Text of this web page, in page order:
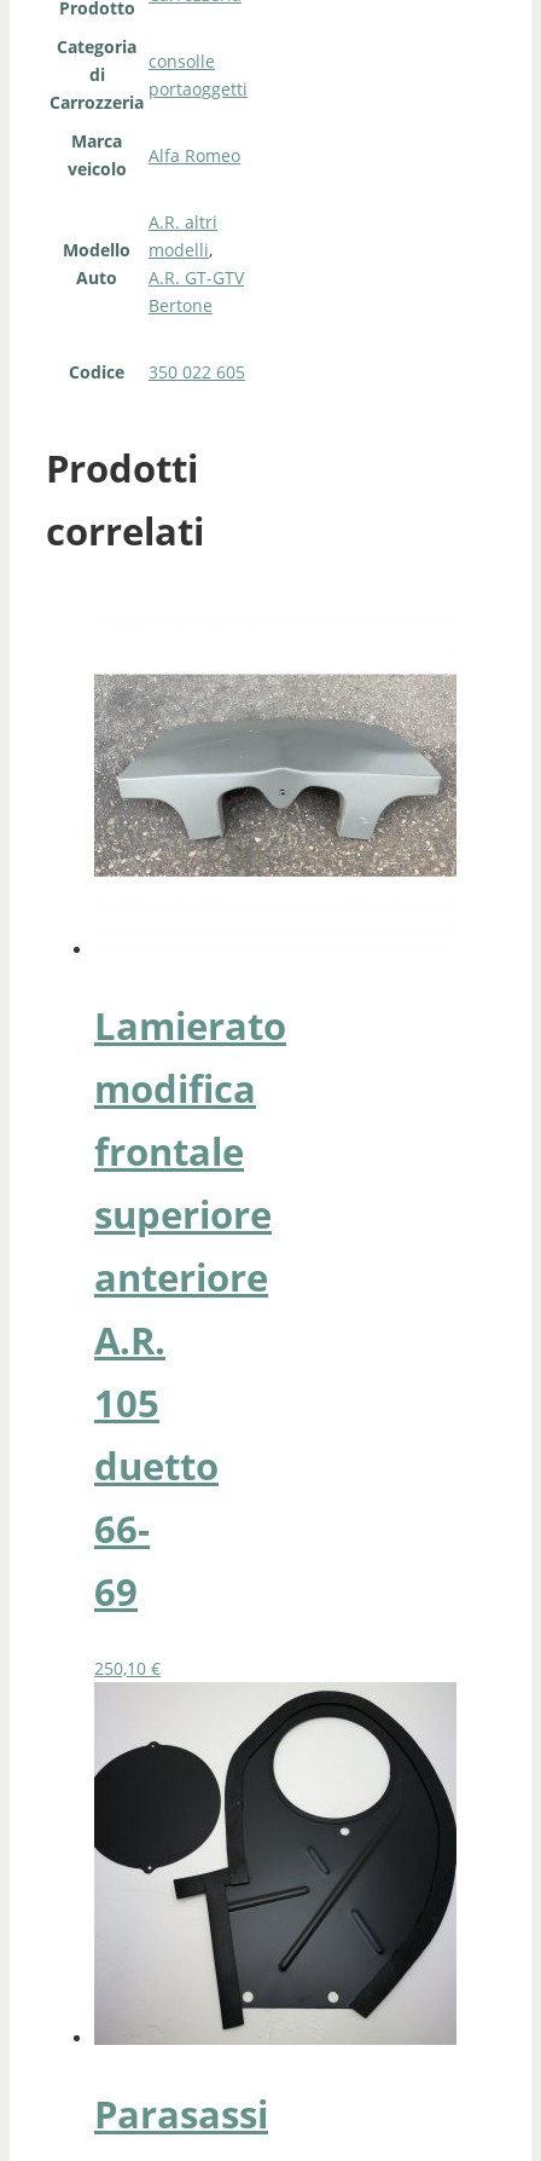
Prodotto
Categoria
di
Carrozzeria
consolle
portaoggetti
Marca
veicolo
Alfa Romeo
Modello
Auto
A.R. altri
modelli,
A.R. GT-GTV
Bertone
Codice 350 022 605
Prodotti
correlati
Lamierato
modifica
frontale
superiore
anteriore
A.R.
105
duetto
66-
69
250,10 €
Parasassi